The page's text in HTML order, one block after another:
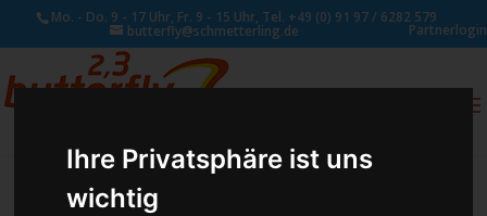
Ihre Privatsphäre ist uns
wichtig
Mo. - Do. 9 - 17 Uhr, Fr. 9 - 15 Uhr, Tel. +49 (0) 91 97 / 6282 579
butterfly@schmetterling.de Partnerlogin